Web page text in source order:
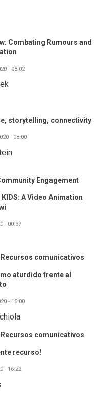
Combating Rumours and
- 08:02
storytelling, connectivity
- 08:00
Engagement
KIDS: A Video Animation
- 00:37
Recursos comunicativos
aturdido frente al
- 15:00
Recursos comunicativos
recurso!
- 16:22